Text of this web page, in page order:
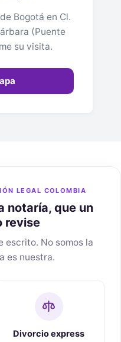
Bogotá en Cl.
(Puente
su visita.
LEGAL COLOMBIA
notaría, que un
revise
escrito. No somos la
es nuestra.
Divorcio express